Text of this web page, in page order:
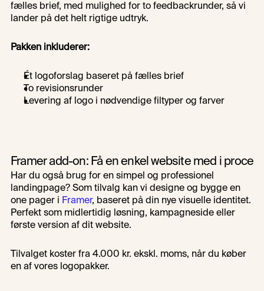
fælles brief, med mulighed for to feedbackrunder, så vi
lander på det helt rigtige udtryk.
Pakken inkluderer:
Ét logoforslag baseret på fælles brief
To revisionsrunder
Levering af logo i nødvendige filtyper og farver
Bestil lille logopakke
Framer add-on: Få en enkel website med i
Har du også brug for en simpel og professionel
landingpage? Som tilvalg kan vi designe og bygge en
one pager i Framer, baseret på din nye visuelle identitet.
Perfekt som midlertidig løsning, kampagneside eller
første version af dit website.
Tilvalget koster fra 4.000 kr. ekskl. moms, når du køber
en af vores logopakker.